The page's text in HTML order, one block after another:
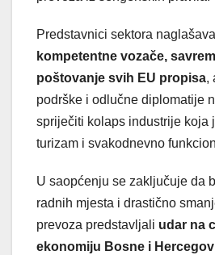
Predstavnici sektora
kompetentne vozače,
poštovanje svih EU propisa,
podrške i odlučne diplomatije
spriječiti kolaps industrije koja
turizam i svakodnevno
U saopćenju se zaključuje da
radnih mjesta i drastično
prevoza predstavljali udar na
ekonomiju Bosne i